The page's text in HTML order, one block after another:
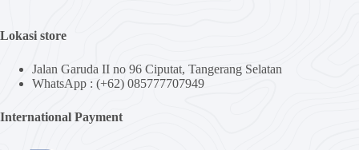
Lokasi store
Jalan Garuda II no 96 Ciputat, Tangerang Selatan
WhatsApp : (+62) 085777707949
International Payment